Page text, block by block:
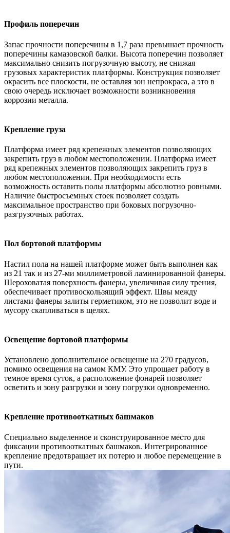
Профиль поперечин
Запас прочности поперечины в 1,7 раза превышает прочность
поперечины камазовской балки. Высота поперечин позволяет
максимально снизить погрузочную высоту, не снижая
грузовых характеристик платформы. Конструкция позволяет
окрасить все плоскости, не оставляя зон непрокраса, а это в
свою очередь исключает возможности возникновения
коррозии металла.
Крепление груза
Платформа имеет ряд крепежных элементов позволяющих
закрепить груз в любом местоположении. Платформа имеет
ряд крепежных элементов позволяющих закрепить груз в
любом местоположении. При необходимости есть
возможность оставить полы платформы абсолютно ровными.
Наличие быстросъемных стоек позволяет создать
максимальное пространство при боковых погрузочно-
разгрузочных работах.
Пол бортовой платформы
Настил пола на нашей платформе может быть выполнен как
из 21 так и из 27-ми миллиметровой ламинированной фанеры.
Шероховатая поверхность фанеры, увеличивая силу трения,
обеспечивает противоскользящий эффект. Швы между
листами фанеры залиты герметиком, это не позволит воде и
мусору скапливаться в щелях.
Освещение бортовой платформы
Установлено дополнительное освещение на 270 градусов,
помимо освещения на самом КМУ. Это упрощает работу в
темное время суток, а расположение фонарей позволяет
осветить и зону разгрузки и зону погрузки одновременно.
Крепление противооткатных башмаков
Специально выделенное и сконструированное место для
фиксации противооткатных башмаков. Интегрированное
крепление предотвращает их потерю и любое перемещение в
пути.